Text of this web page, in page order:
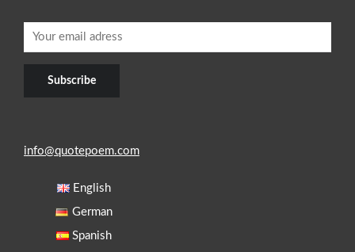
info@quotepoem.com
English
German
Spanish